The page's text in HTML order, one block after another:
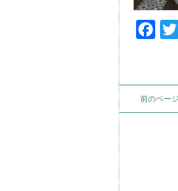
前のペー